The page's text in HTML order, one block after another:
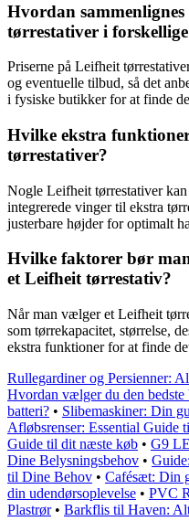
Hvordan
tørrestativer i
Priserne på Leifheit
og eventuelle tilbud, så det
i fysiske butikker for at finde
Hvilke ekstra
tørrestativer?
Nogle Leifheit tørrestativer
integrerede vinger til ekstra
justerbare højder for optimalt
Hvilke faktorer bør
et Leifheit tørrestativ?
Når man vælger et Leifheit
som tørrekapacitet, størrelse,
ekstra funktioner for at finde
Rullegardiner og Persienner:
Hvordan vælger du den
batteri? • Slibemaskiner: Din
Afløbsrenser: Essential Guide
Guide til dit næste køb • G9
Dine Belysningsbehov •
til Dine Behov • Cafésæt: Din
din udendørsoplevelse • PVC
Plastrør• Barkflis til Haven: